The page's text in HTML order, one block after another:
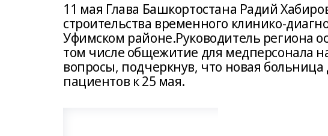
11 мая Глава Башкортостана Радий
строительства временного клинико-
Уфимском районе.Руководитель региона
том числе общежитие для медперсонала
вопросы, подчеркнув, что новая
пациентов к 25 мая.